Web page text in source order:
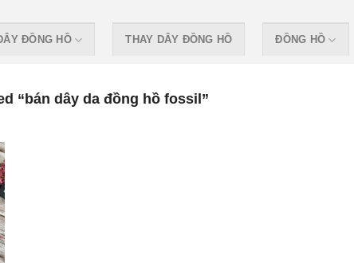
ĐỒNG HỒ THAY DÂY ĐỒNG HỒ ĐỒNG HỒ
“bán dây da đồng hồ fossil”